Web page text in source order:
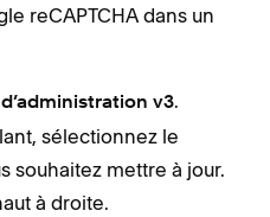
reCAPTCHA dans un
v3.
sélectionnez le
souhaitez mettre à jour.
à droite.